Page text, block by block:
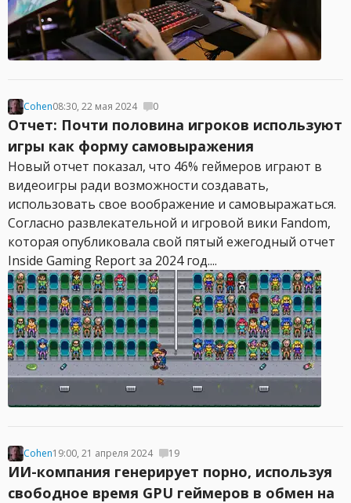
Cohen08:30, 22 мая 2024 0
Отчет: Почти половина игроков используют
игры как форму самовыражения
Новый отчет показал, что 46% геймеров играют в
видеоигры ради возможности создавать,
использовать свое воображение и самовыражаться.
Согласно развлекательной и игровой вики Fandom,
которая опубликовала свой пятый ежегодный отчет
Inside Gaming Report за 2024 год....
Cohen19:00, 21 апреля 2024 19
ИИ-компания генерирует порно, используя
свободное время GPU геймеров в обмен на